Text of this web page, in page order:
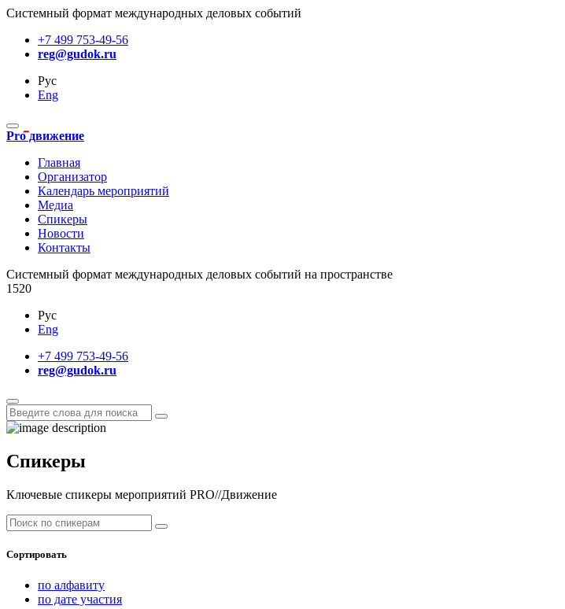
Системный формат международных деловых событий
+7 499 753-49-56
reg@gudok.ru
Рус
Eng
Pro движение
Главная
Организатор
Календарь мероприятий
Медиа
Спикеры
Новости
Контакты
Cистемный формат международных деловых событий на пространстве
1520
Рус
Eng
+7 499 753-49-56
reg@gudok.ru
Спикеры
Ключевые спикеры мероприятий PRO//Движение
Сортировать
по алфавиту
по дате участия